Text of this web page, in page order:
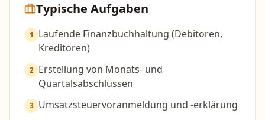
Typische Aufgaben
1
Laufende Finanzbuchhaltung (Debitoren,
Kreditoren)
2 Erstellung von Monats- und
Quartalsabschlüssen
3 Umsatzsteuervoranmeldung und -erklärung